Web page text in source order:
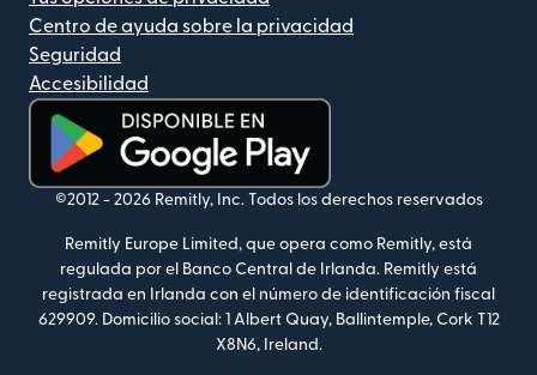
Centro de ayuda sobre la privacidad
Seguridad
Accesibilidad
(se abre en una ventana nueva)
©2012 - 2026 Remitly, Inc. Todos los derechos reservados
Remitly Europe Limited, que opera como Remitly, está
regulada por el Banco Central de Irlanda. Remitly está
registrada en Irlanda con el número de identificación fiscal
629909. Domicilio social: 1 Albert Quay, Ballintemple, Cork T12
X8N6, Ireland.